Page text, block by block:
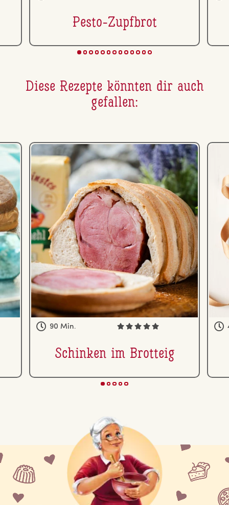
Pesto-Zupfbrot
Diese Rezepte könnten dir auch
gefallen:
90 Min.
Schinken im Brotteig